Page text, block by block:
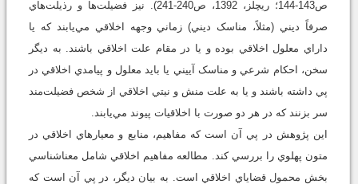
ص143-144؛ ريچلز، 1392، ص240-241). نيز فضيلت‌ها و رذيلت‌هاي
صرفاً ديني (مثلاً، مناسک ديني) زماني وجهه اخلاقي مي‌يابند که يا
داراي معلول اخلاقي بوده و يا در مقام علت اخلاقي باشند. به ديگر
سخن، احکام شرعي و مناسک آييني يا بايد معلول و پيامدي اخلاقي در
پي داشته باشند و يا به علت منش و نيتي اخلاقي از شخص فضيلت‌مند
سر بزنند که در هر دو صورت با اخلاقيات پيوند مي‌يابند.
اين پژوهش در پي آن است که مفاهيم، منابع و معيارهاي اخلاقي در
متون پهلوي را بررسي کند. مطالعه مفاهيم اخلاقي شامل معناشناسي
بخش محمول قضاياي اخلاقي است. به بيان ديگر، در پي آن است که